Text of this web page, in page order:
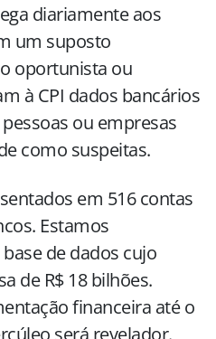
diariamente aos
um suposto
oportunista ou
à CPI dados bancários
ou empresas
como suspeitas.
em 516 contas
Estamos
de dados cujo
de R$ 18 bilhões.
financeira até o
será revelador.